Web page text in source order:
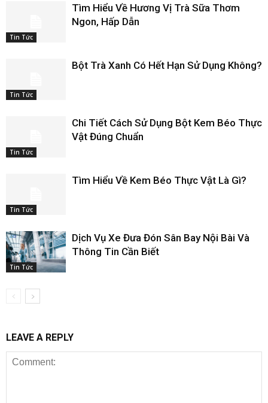
Tin Tức
Tìm Hiểu Về Hương Vị Trà Sữa Thơm
Ngon, Hấp Dẫn
Tin Tức
Bột Trà Xanh Có Hết Hạn Sử Dụng Không?
Tin Tức
Chi Tiết Cách Sử Dụng Bột Kem Béo Thực
Vật Đúng Chuẩn
Tin Tức
Tìm Hiểu Về Kem Béo Thực Vật Là Gì?
Tin Tức
Dịch Vụ Xe Đưa Đón Sân Bay Nội Bài Và
Thông Tin Cần Biết
LEAVE A REPLY